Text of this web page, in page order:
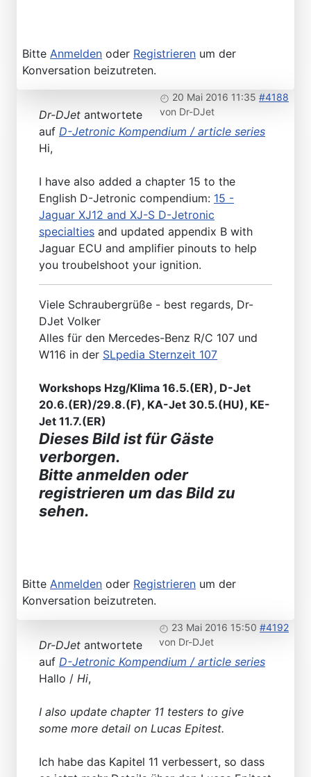
Bitte Anmelden oder Registrieren um der
Konversation beizutreten.
20 Mai 2016 11:35 #4188
von Dr-DJet
Dr-DJet antwortete
auf D-Jetronic Kompendium / article series
Hi,
I have also added a chapter 15 to the
English D-Jetronic compendium: 15 -
Jaguar XJ12 and XJ-S D-Jetronic
specialties and updated appendix B with
Jaguar ECU and amplifier pinouts to help
you troubelshoot your ignition.
Viele Schraubergrüße - best regards, Dr-
DJet Volker
Alles für den Mercedes-Benz R/C 107 und
W116 in der SLpedia Sternzeit 107
Workshops Hzg/Klima 16.5.(ER), D-Jet
20.6.(ER)/29.8.(F), KA-Jet 30.5.(HU), KE-
Jet 11.7.(ER)
Dieses Bild ist für Gäste
verborgen.
Bitte anmelden oder
registrieren um das Bild zu
sehen.
Bitte Anmelden oder Registrieren um der
Konversation beizutreten.
23 Mai 2016 15:50 #4192
von Dr-DJet
Dr-DJet antwortete
auf D-Jetronic Kompendium / article series
Hallo / Hi,
I also update chapter 11 testers to give
some more detail on Lucas Epitest.
Ich habe das Kapitel 11 verbessert, so dass